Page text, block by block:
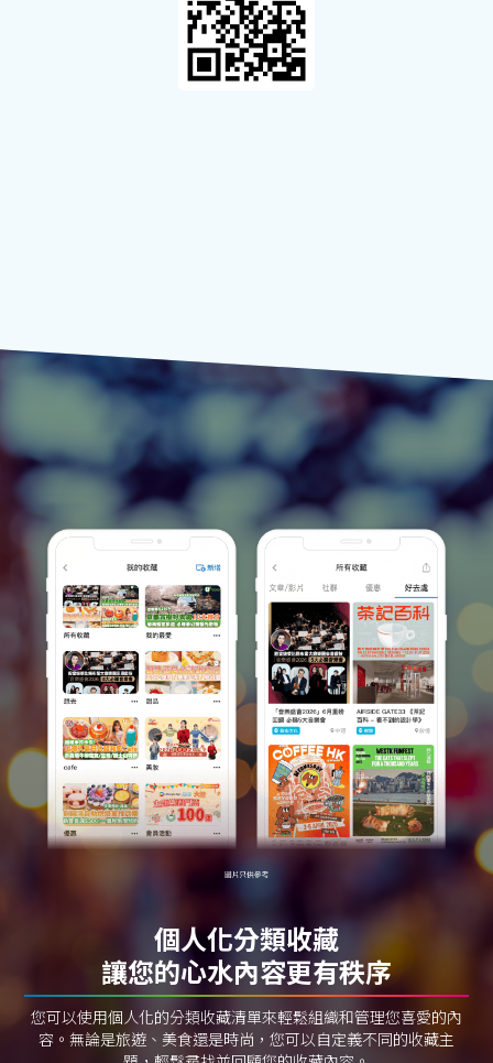
個人化分類收藏
讓您的心水內容更有秩序
您可以使用個人化的分類收藏清單來輕鬆組織和管理您喜愛的內
容。無論是旅遊、美食還是時尚，您可以自定義不同的收藏主